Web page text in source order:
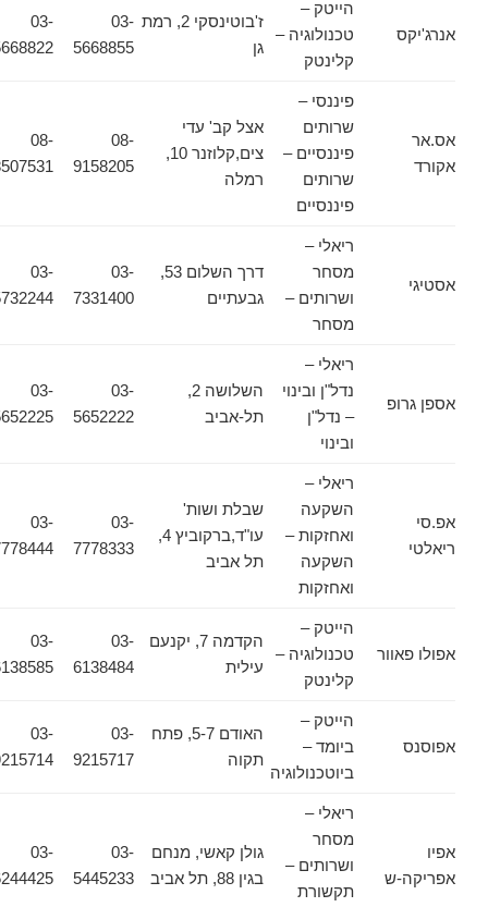
אנרג'יקס
הייטק –
טכנולוגיה –
קלינטק
ז'בוטינסקי 2, רמת 03-
5668855
03-
5668822
אס.אר
אקורד
פיננסי –
שרותים
פיננסיים –
שרותים
פיננסיים
אצל קב' עדי
צים,קלוזנר 10,
רמלה
08-
9158205
08-
8507531
אסטיגי
ריאלי –
מסחר
ושרותים –
מסחר
דרך השלום 53,
גבעתיים
03-
7331400
03-
5732244
אספן גרופ
ריאלי –
נדל"ן ובינוי
– נדל"ן
ובינוי
השלושה 2,
תל-אביב
03-
5652222
03-
5652225
אפ.סי
ריאלטי
ריאלי –
השקעה
ואחזקות –
השקעה
ואחזקות
שבלת ושות'
עו"ד,ברקוביץ 4,
תל אביב
03-
7778333
03-
7778444
אפולו פאוור
הייטק –
טכנולוגיה –
קלינטק
הקדמה 7, יקנעם
עילית
03-
6138484
03-
6138585
אפוסנס
הייטק –
ביומד –
ביוטכנולוגיה
האודם 5-7, פתח
תקוה
03-
9215717
03-
9215714
אפיו
אפריקה-ש
ריאלי –
מסחר
ושרותים –
תקשורת
גולן קאשי, מנחם
בגין 88, תל אביב
03-
5445233
03-
6244425